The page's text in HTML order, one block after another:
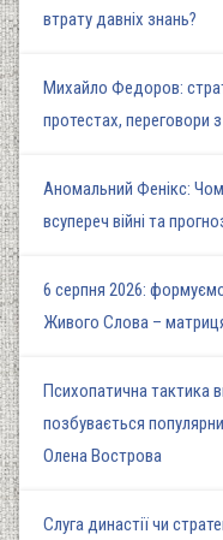
втрату давніх знань?
Михайло Федоров:
протестах, переговори
Аномальний Фенікс:
всупереч війні та
6 серпня 2026:
Живого Слова –
Психопатична тактика
позбувається
Олена Вострова
Слуга династії чи